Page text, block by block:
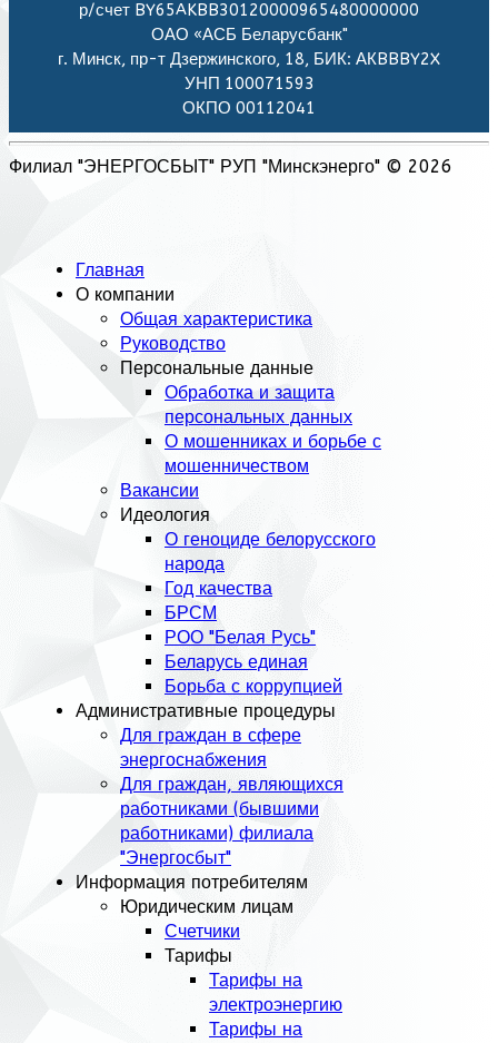
р/счет BY65AKBB30120000965480000000
ОАО «АСБ Беларусбанк"
г. Минск, пр-т Дзержинского, 18, БИК: АКBBBY2X
УНП 100071593
ОКПО 00112041
Филиал "ЭНЕРГОСБЫТ" РУП "Минскэнерго" © 2026
Главная
О компании
Общая характеристика
Руководство
Персональные данные
Обработка и защита
персональных данных
О мошенниках и борьбе с
мошенничеством
Вакансии
Идеология
О геноциде белорусского
народа
Год качества
БРСМ
РОО "Белая Русь"
Беларусь единая
Борьба с коррупцией
Административные процедуры
Для граждан в сфере
энергоснабжения
Для граждан, являющихся
работниками (бывшими
работниками) филиала
"Энергосбыт"
Информация потребителям
Юридическим лицам
Счетчики
Тарифы
Тарифы на
электроэнергию
Тарифы на